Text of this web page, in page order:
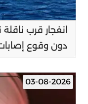
انفجار قرب
دون وقوع
03-08-2026